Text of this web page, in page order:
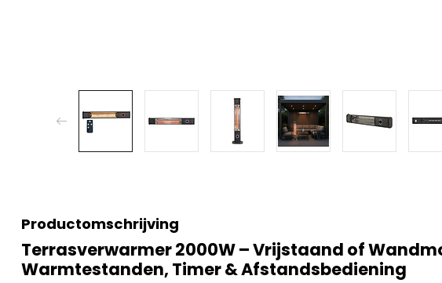
Productomschrijving
Terrasverwarmer 2000W – Vrijstaand of
Warmtestanden, Timer & Afstandsbediening